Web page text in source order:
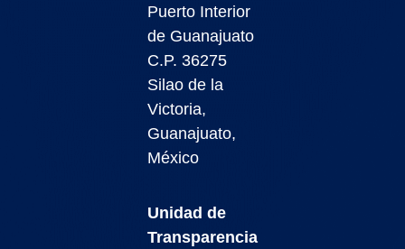
Puerto Interior
de Guanajuato
C.P. 36275
Silao de la
Victoria,
Guanajuato,
México
Unidad de
Transparencia